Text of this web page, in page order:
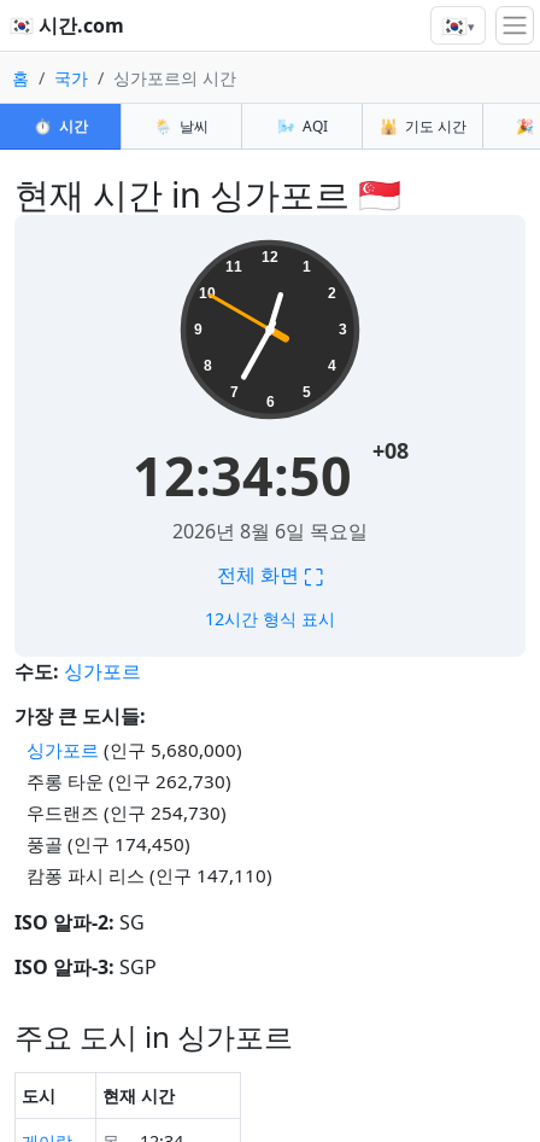
🇰🇷 시간.com 🇰🇷▾
홈 국가 싱가포르의 시간
⏱️ 시간 🌦️ 날씨 🌬️ AQI 🕌 기도 시간 🎉
현재 시간 in 싱가포르 🇸🇬
12
1
2
3
4
5
6
7
8
9
10
11
12:34:51 +08
2026년 8월 6일 목요일
전체 화면 ⛶
12시간 형식 표시
수도: 싱가포르
가장 큰 도시들:
싱가포르 (인구 5,680,000)
주롱 타운 (인구 262,730)
우드랜즈 (인구 254,730)
풍골 (인구 174,450)
캄퐁 파시 리스 (인구 147,110)
ISO 알파-2: SG
ISO 알파-3: SGP
주요 도시 in 싱가포르
도시
현재 시간